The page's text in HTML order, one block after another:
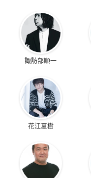
諏訪部順一
花江夏樹